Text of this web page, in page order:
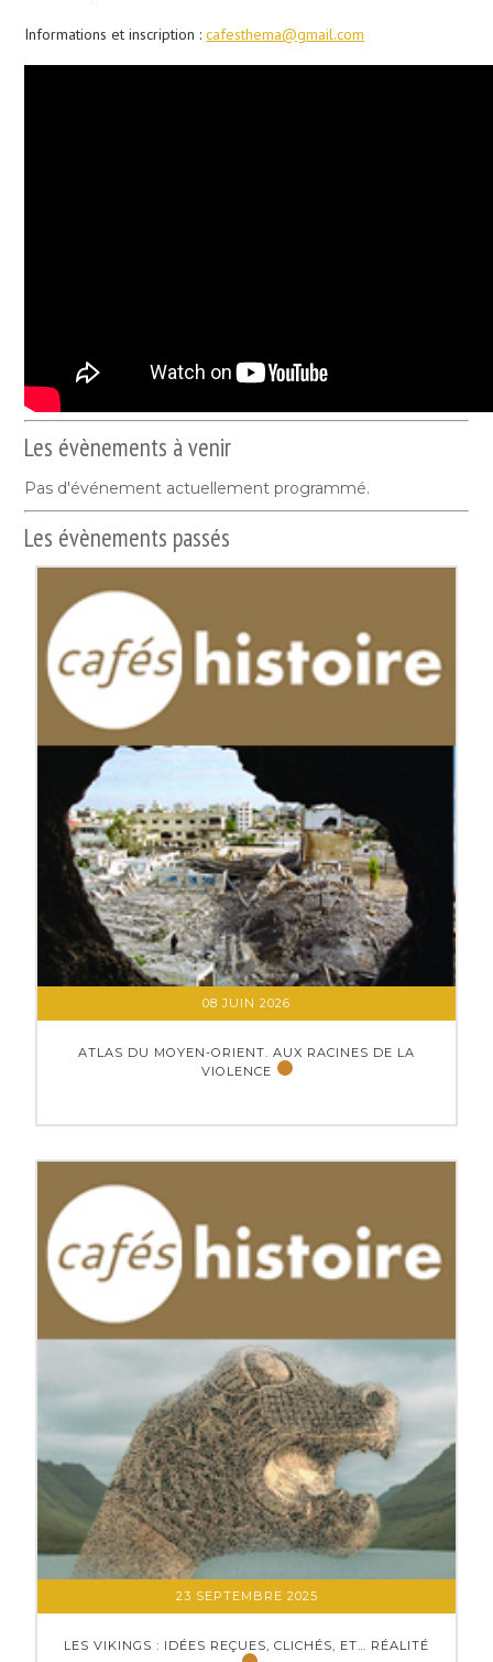
Informations et inscription :cafesthema@gmail.com
Les évènements à venir
Pas d'événement actuellement programmé.
Les évènements passés
08 JUIN 2026
ATLAS DU MOYEN-ORIENT. AUX RACINES DE LA
VIOLENCE
23 SEPTEMBRE 2025
LES VIKINGS : IDÉES REÇUES, CLICHÉS, ET… RÉALITÉ